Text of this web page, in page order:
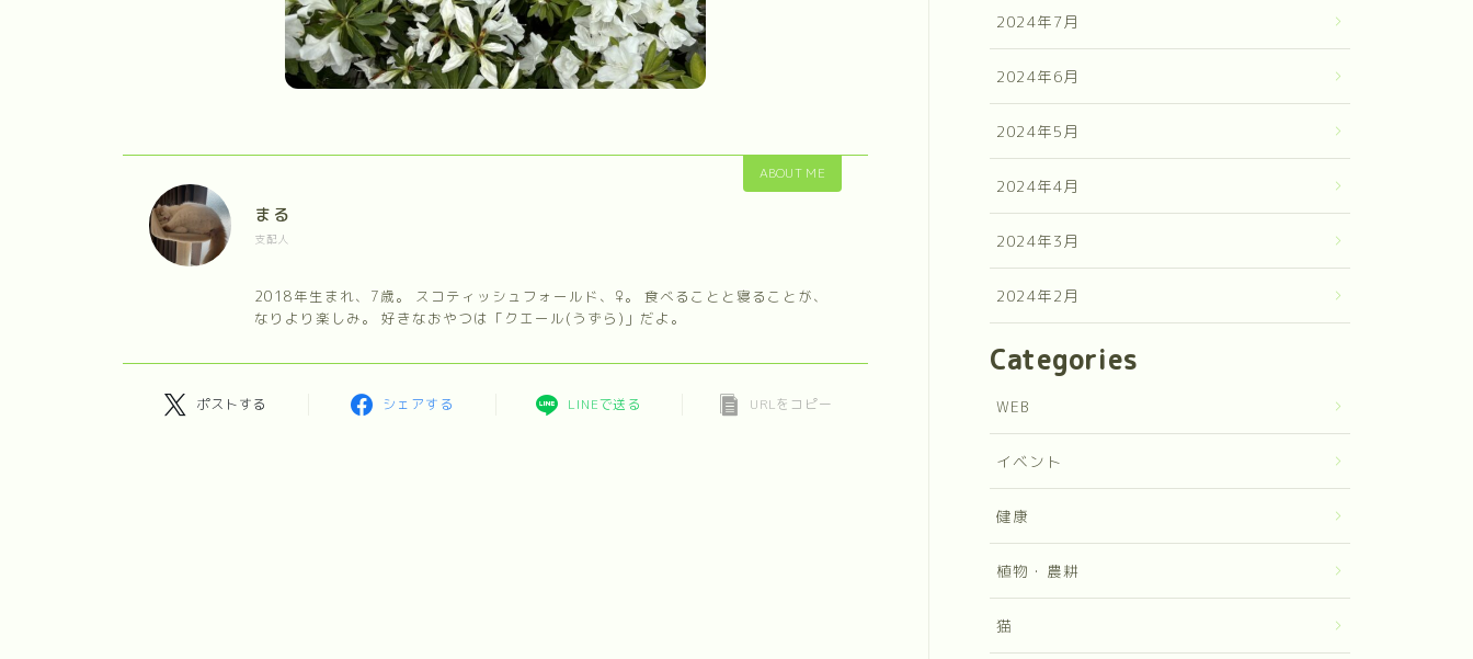
ABOUT ME
まる
支配人
2018年生まれ、7歳。 スコティッシュフォールド、♀。 食べることと寝ることが、
なりより楽しみ。 好きなおやつは「クエール(うずら)」だよ。
ポストする シェアする LINEで送る URLをコピー
2024年7月
2024年6月
2024年5月
2024年4月
2024年3月
2024年2月
Categories
WEB
イベント
健康
植物・農耕
猫